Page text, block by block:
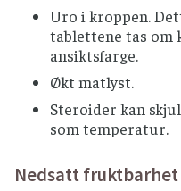
Uro i kroppen.
tablettene tas om
ansiktsfarge.
Økt matlyst.
Steroider kan
som temperatur.
Nedsatt fruktbarhet